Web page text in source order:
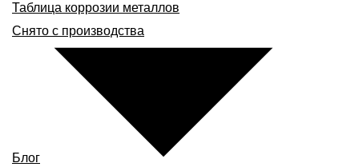
Таблица коррозии металлов
Снято с производства
Блог